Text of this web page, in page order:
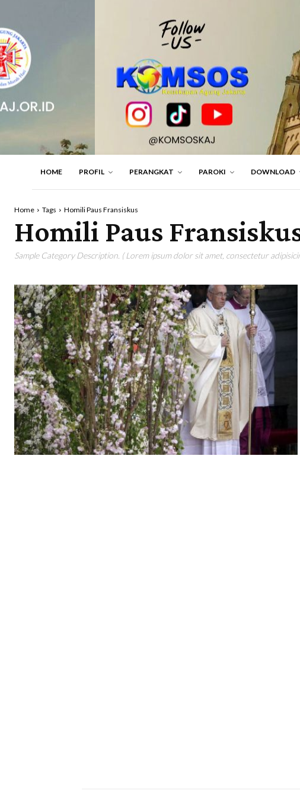
HOME PROFIL PERANGKAT PAROKI DOWNLOAD
Home Tags Homili Paus Fransiskus
Homili Paus
Sample Category Description. ( Lorem ipsum dolor sit amet, consectetur